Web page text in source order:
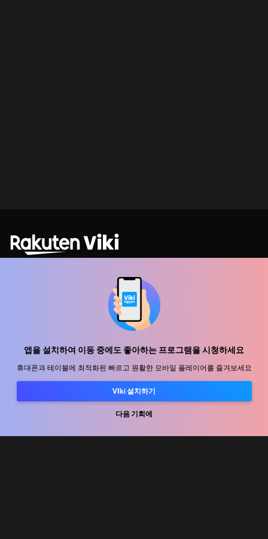
앱을 설치하여 이동 중에도 좋아하는 프로그램을 시청하세요
휴대폰과 테이블에 최적화된 빠르고 원활한 모바일 플레이어를 즐겨보세요
VIki 설치하기
다음 기회에
유통 파트너